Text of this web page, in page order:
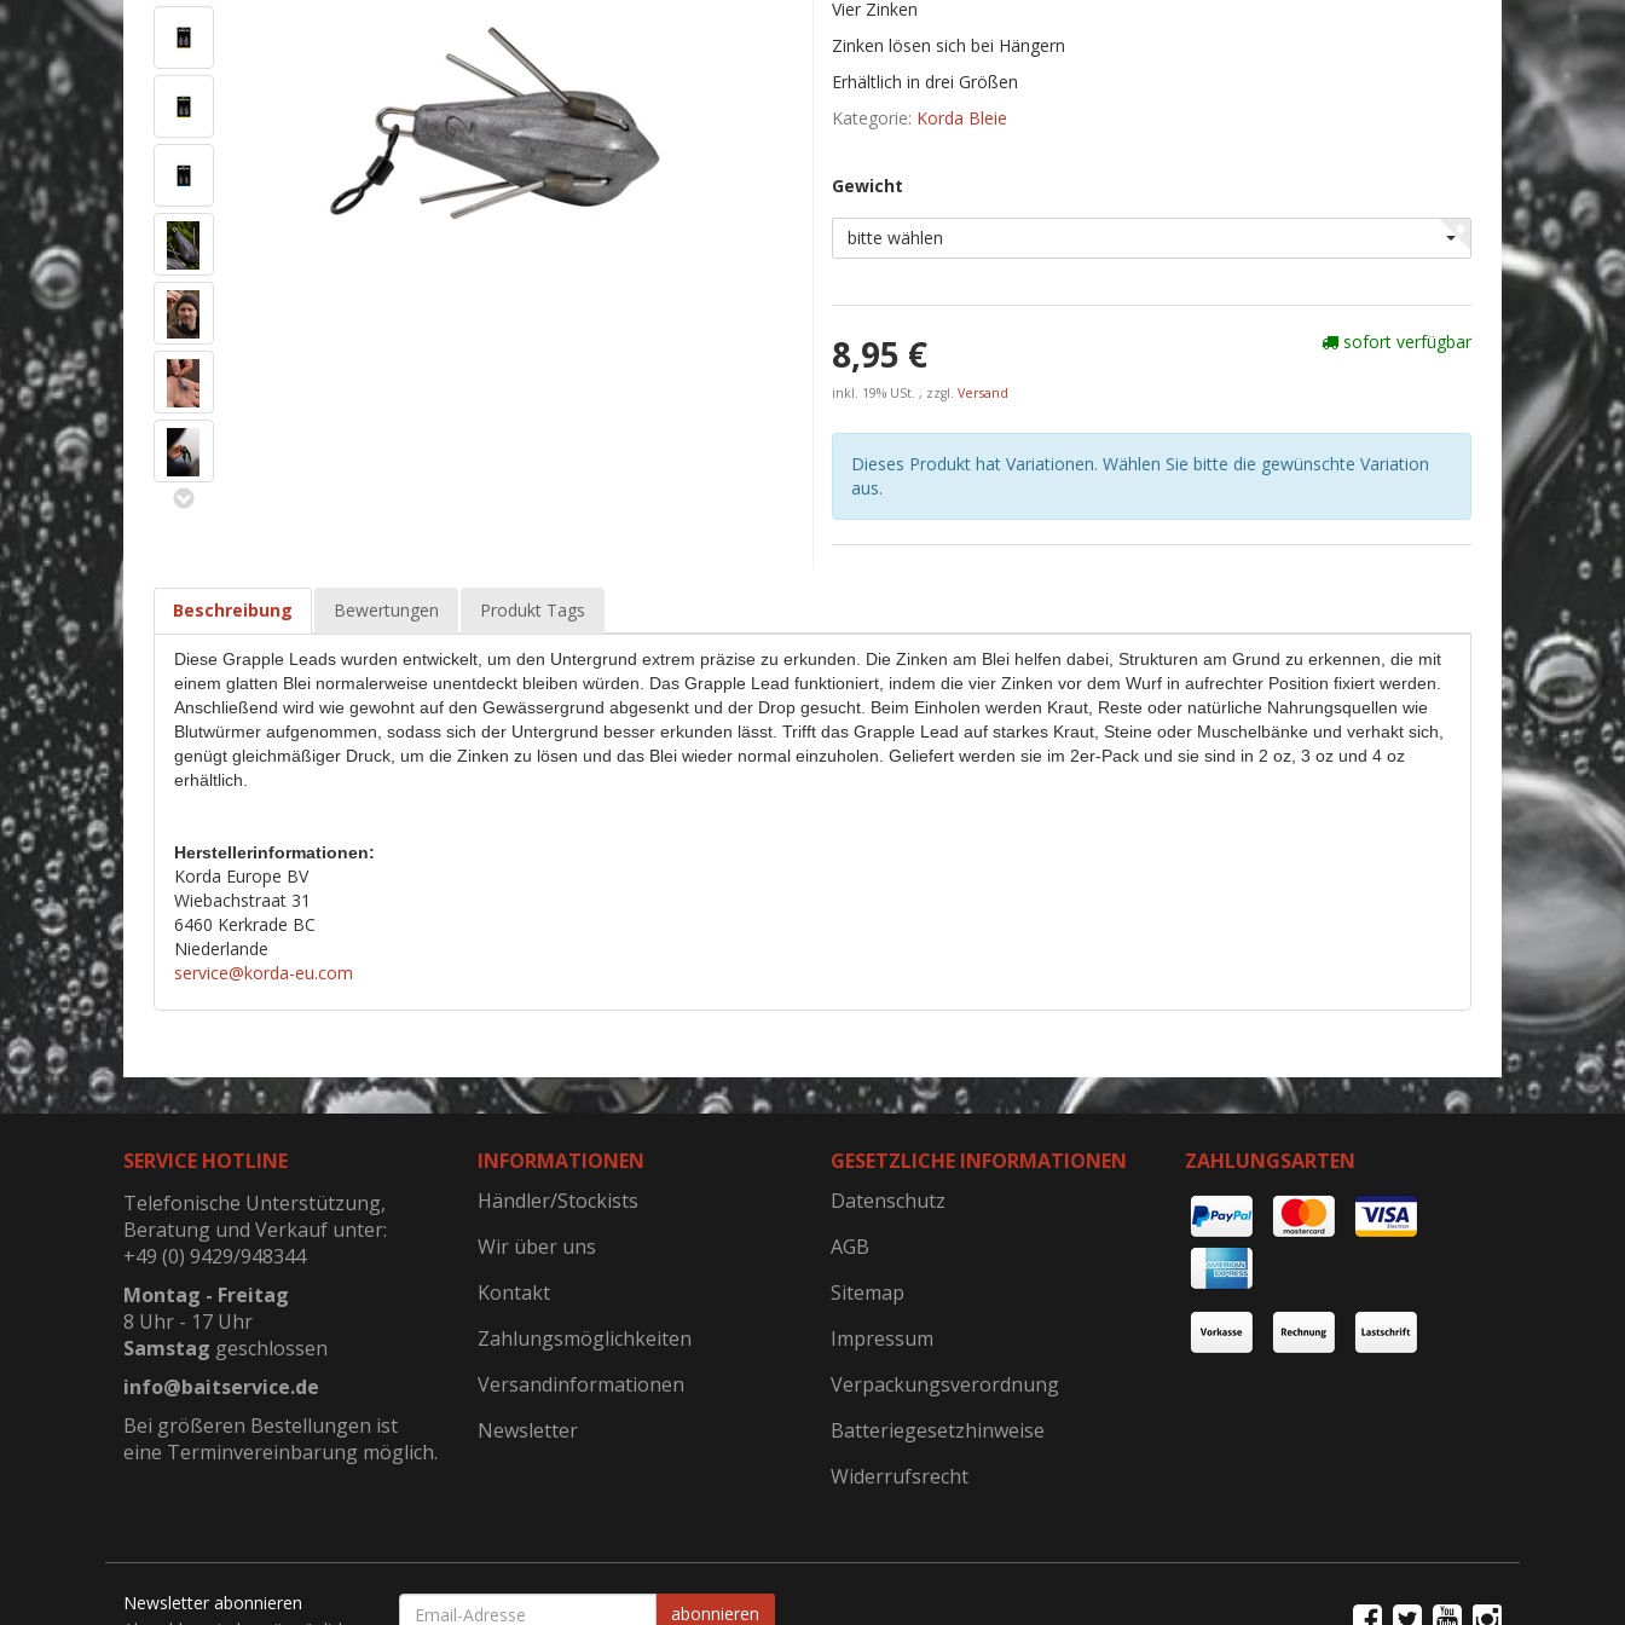
Vier Zinken
Zinken lösen sich bei Hängern
Erhältlich in drei Größen
Kategorie: Korda Bleie
Gewicht
bitte wählen
8,95 €
inkl. 19% USt. , zzgl. Versand
sofort verfügbar
Dieses Produkt hat Variationen. Wählen Sie bitte die gewünschte Variation
aus.
Beschreibung Bewertungen Produkt Tags
Diese Grapple Leads wurden entwickelt, um den Untergrund extrem präzise zu erkunden. Die Zinken am Blei helfen dabei, Strukturen am Grund zu erkennen, die mit
einem glatten Blei normalerweise unentdeckt bleiben würden. Das Grapple Lead funktioniert, indem die vier Zinken vor dem Wurf in aufrechter Position fixiert werden.
Anschließend wird wie gewohnt auf den Gewässergrund abgesenkt und der Drop gesucht. Beim Einholen werden Kraut, Reste oder natürliche Nahrungsquellen wie
Blutwürmer aufgenommen, sodass sich der Untergrund besser erkunden lässt. Trifft das Grapple Lead auf starkes Kraut, Steine oder Muschelbänke und verhakt sich,
genügt gleichmäßiger Druck, um die Zinken zu lösen und das Blei wieder normal einzuholen. Geliefert werden sie im 2er-Pack und sie sind in 2 oz, 3 oz und 4 oz
erhältlich.
Herstellerinformationen:
Korda Europe BV
Wiebachstraat 31
6460 Kerkrade BC
Niederlande
service@korda-eu.com
SERVICE HOTLINE
Telefonische Unterstützung,
Beratung und Verkauf unter:
+49 (0) 9429/948344
Montag - Freitag
8 Uhr - 17 Uhr
Samstag geschlossen
info@baitservice.de
Bei größeren Bestellungen ist
eine Terminvereinbarung möglich.
INFORMATIONEN
Händler/Stockists
Wir über uns
Kontakt
Zahlungsmöglichkeiten
Versandinformationen
Newsletter
GESETZLICHE INFORMATIONEN
Datenschutz
AGB
Sitemap
Impressum
Verpackungsverordnung
Batteriegesetzhinweise
Widerrufsrecht
ZAHLUNGSARTEN
Newsletter abonnieren
EMAIL-
abonnieren